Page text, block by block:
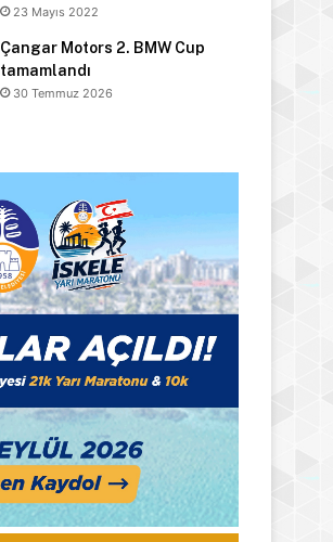
23 Mayıs 2022
Çangar Motors 2. BMW Cup
tamamlandı
30 Temmuz 2026